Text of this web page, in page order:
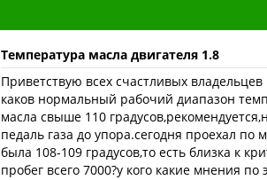
Температура масла двигателя 1.8
Приветствую всех счастливых
каков нормальный рабочий диапазон
масла свыше 110
педаль газа до упора.сегодня проехал по
была 108-109 градусов,то есть близка к
пробег всего 7000?у кого какие мнения